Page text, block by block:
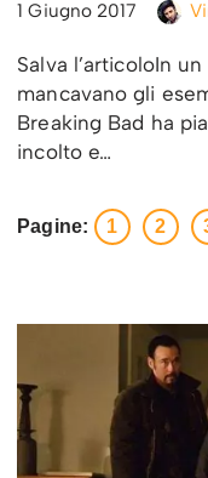
1 Giugno 2017
Salva l’articoloIn
mancavano gli
Breaking Bad ha
incolto e…
Pagine: 1 2